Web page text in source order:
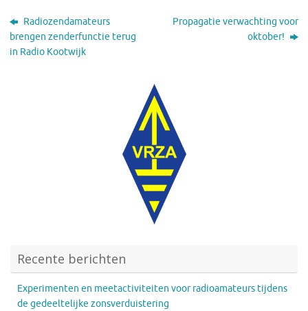
Radiozendamateurs
brengen zenderfunctie terug
in Radio Kootwijk
Propagatie verwachting voor
oktober!
Recente berichten
Experimenten en meetactiviteiten voor radioamateurs tijdens
de gedeeltelijke zonsverduistering